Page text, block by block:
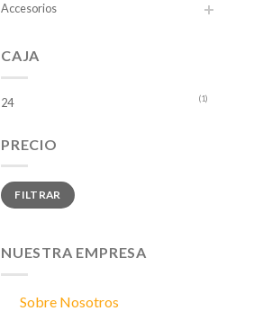
Accesorios
CAJA
24 (1)
PRECIO
Precio
mínimo
Precio
máximo
FILTRAR
NUESTRA EMPRESA
Sobre Nosotros